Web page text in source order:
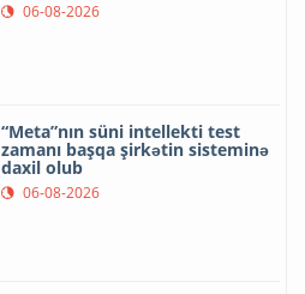
06-08-2026
“Meta”nın süni intellekti test
zamanı başqa şirkətin sisteminə
daxil olub
06-08-2026